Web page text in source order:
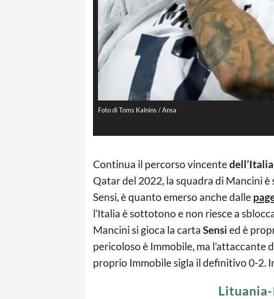
Foto di Toms Kalnins / Ansa
Continua il percorso vincentedell’Italia
Qatar del 2022, la squadra di Mancini
Sensi, è quanto emerso anche dalle
l’Italia è sottotono e non riesce a
Mancini si gioca la carta Sensi ed è
pericoloso è Immobile, ma l’attaccante
proprio Immobile sigla il definitivo 0-2.